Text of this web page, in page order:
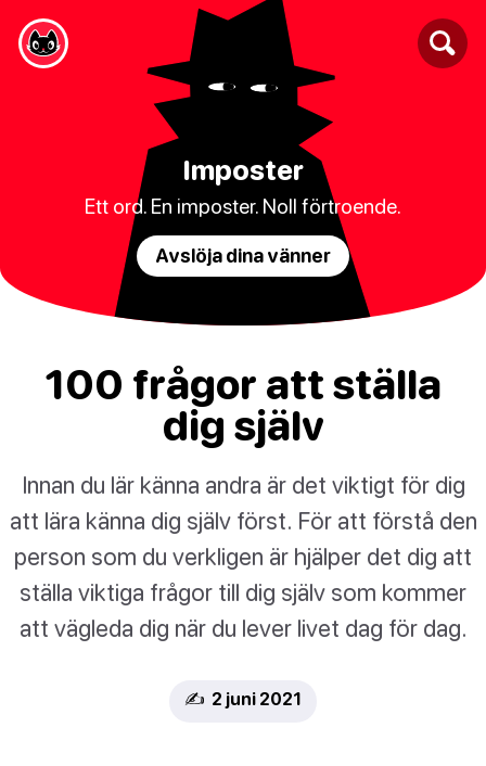
Imposter
Ett ord. En imposter. Noll förtroende.
Avslöja dina vänner
100 frågor att ställa
dig själv
Innan du lär känna andra är det viktigt för dig
att lära känna dig själv först. För att förstå den
person som du verkligen är hjälper det dig att
ställa viktiga frågor till dig själv som kommer
att vägleda dig när du lever livet dag för dag.
✍️ 2 juni 2021